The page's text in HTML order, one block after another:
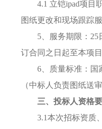
4.1 立铠ipad项目
图纸更改和现场跟踪
5、服务期限：
订合同之日起至本项
6、质量标准：国
（中标人负责图纸送
三、 投标人资格
3.1本次招标资质